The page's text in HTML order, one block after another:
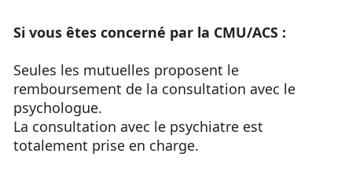
Si vous êtes concerné par la CMU/ACS :
Seules les mutuelles proposent le
remboursement de la consultation avec le
psychologue.
La consultation avec le psychiatre est
totalement prise en charge.